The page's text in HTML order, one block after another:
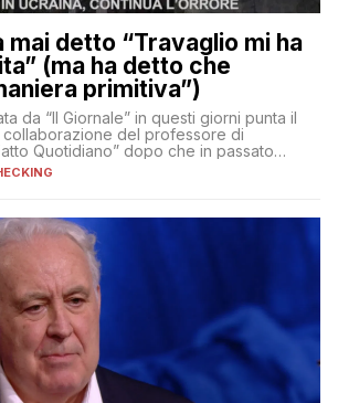
mai detto “Travaglio mi ha
(ma ha detto che
primitiva”)
da “Il Giornale” in questi giorni punta il
del professore di
Quotidiano” dopo che in passato